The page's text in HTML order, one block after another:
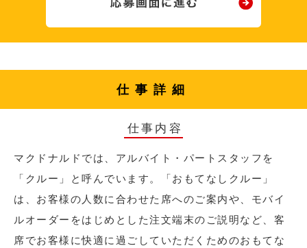
仕事詳細
仕事内容
マクドナルドでは、アルバイト・パートスタッフを
「クルー」と呼んでいます。「おもてなしクルー」
は、お客様の人数に合わせた席へのご案内や、モバイ
ルオーダーをはじめとした注文端末のご説明など、客
席でお客様に快適に過ごしていただくためのおもてな